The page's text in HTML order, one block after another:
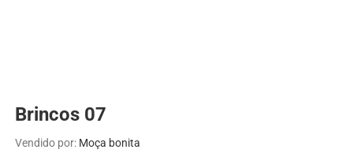
Brincos 07
Vendido por: Moça bonita